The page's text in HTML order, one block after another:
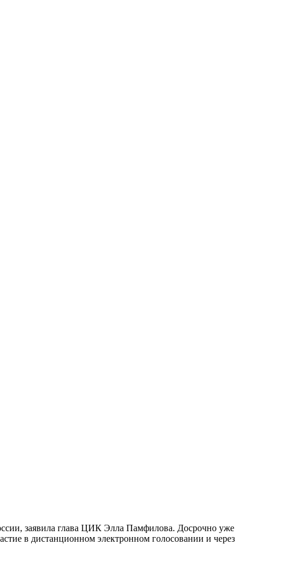
заявила глава ЦИК Элла Памфилова. Досрочно уже
в дистанционном электронном голосовании и через